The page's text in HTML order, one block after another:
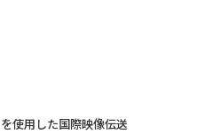
使用した国際映像伝送